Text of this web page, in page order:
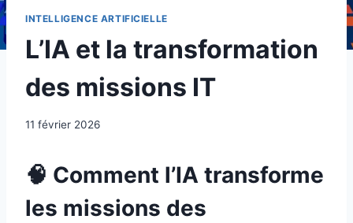
INTELLIGENCE ARTIFICIELLE
L’IA et la transformation
des missions IT
11 février 2026
🧠 Comment l’IA transforme
les missions des